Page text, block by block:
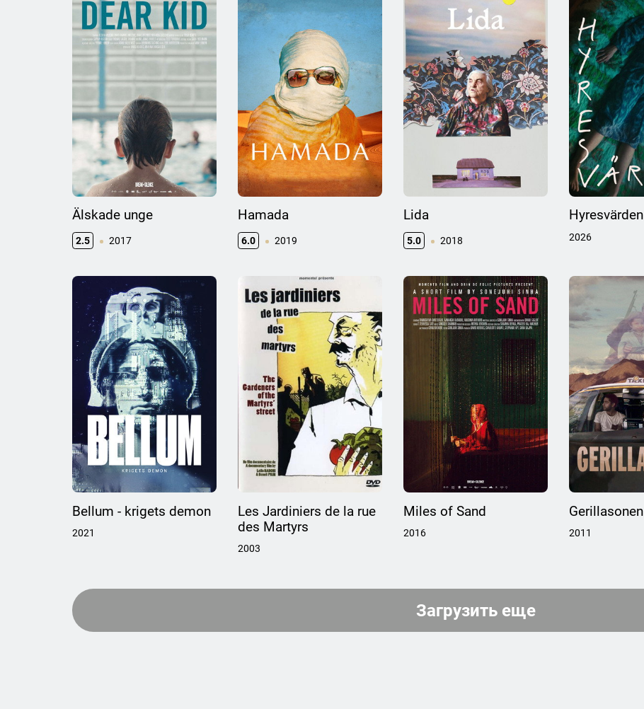
Älskade unge
2.5 2017
Hamada
6.0 2019
Lida
5.0 2018
Hyresvärden
2026
Bellum - krigets demon
2021
Les Jardiniers de la rue
des Martyrs
2003
Miles of Sand
2016
Gerillasonen
2011
Загрузить еще